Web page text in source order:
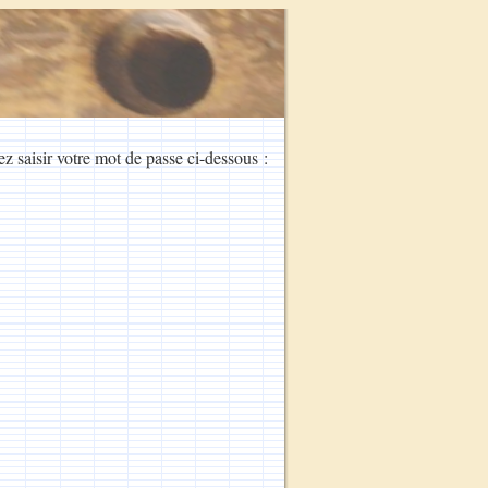
saisir votre mot de passe ci-dessous :